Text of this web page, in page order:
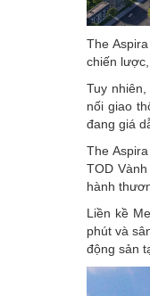
The
chiến
Tuy
nối giao
đang giá
The
TOD
hành
Liền kề
phút và
động sản